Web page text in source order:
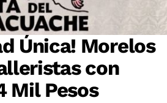
Única! Morelos
con
Mil Pesos